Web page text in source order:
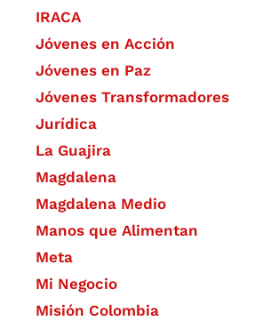
IRACA
Jóvenes en Acción
Jóvenes en Paz
Jóvenes Transformadores
Jurídica
La Guajira
Magdalena
Magdalena Medio
Manos que Alimentan
Meta
Mi Negocio
Misión Colombia